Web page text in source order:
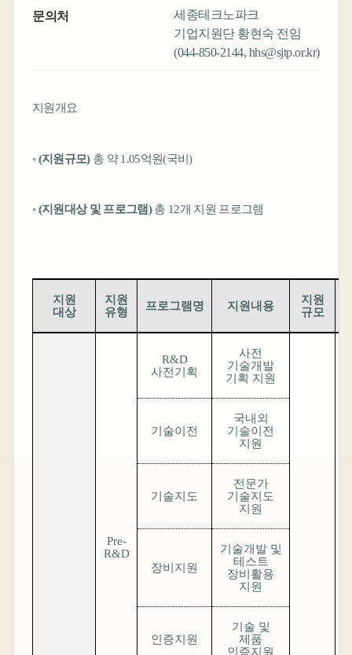
문의처
세종테크노파크
기업지원단 황현숙 전임
(044-850-2144, hhs@sjtp.or.kr)
지원개요
◦(지원규모) 총 약1.05억원(국비)
◦(지원대상 및 프로그램) 총 12개 지원 프로그램
지원
대상
지원
유형
프로그램명 지원내용
지원
규모
Pre-
R&D
R&D
사전기획
사전
기술개발
기획 지원
기술이전
국내외
기술이전
지원
기술지도
전문가
기술지도
지원
장비지원
기술개발 및
테스트
장비활용
지원
인증지원
기술 및
제품
인증지원